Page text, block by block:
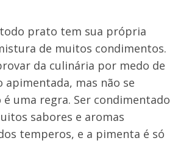
prato tem sua própria
de muitos condimentos.
da culinária por medo de
apimentada, mas não se
é uma regra. Ser condimentado
sabores e aromas
temperos, e a pimenta é só